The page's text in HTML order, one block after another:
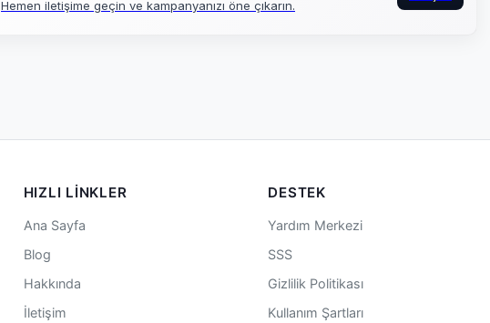
Hemen iletişime geçin ve kampanyanızı öne çıkarın.
HIZLI LINKLER
Ana Sayfa
Blog
Hakkında
İletişim
DESTEK
Yardım Merkezi
SSS
Gizlilik Politikası
Kullanım Şartları